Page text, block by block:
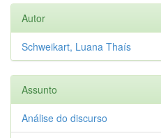
Autor
Schweikart, Luana Thaís
Assunto
Análise do discurso